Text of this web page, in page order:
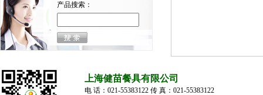
产品搜索：
上海健苗餐具有限公司
电 话：021-55383122 传 真：021-55383122